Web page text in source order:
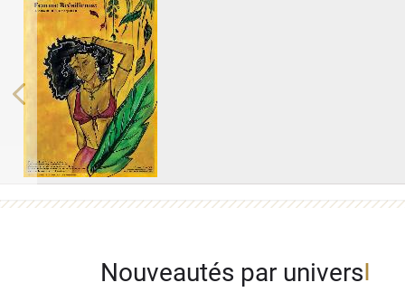
Previous
Nouveautés par univers